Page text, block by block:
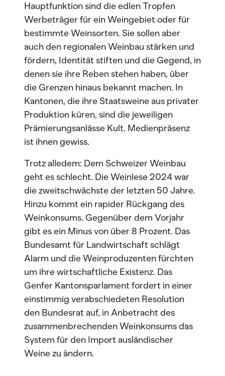
Hauptfunktion sind die edlen Tropfen
Werbeträger für ein Weingebiet oder für
bestimmte Weinsorten. Sie sollen aber
auch den regionalen Weinbau stärken und
fördern, Identität stiften und die Gegend, in
denen sie ihre Reben stehen haben, über
die Grenzen hinaus bekannt machen. In
Kantonen, die ihre Staatsweine aus privater
Produktion küren, sind die jeweiligen
Prämierungsanlässe Kult. Medienpräsenz
ist ihnen gewiss.
Trotz alledem: Dem Schweizer Weinbau
geht es schlecht. Die Weinlese 2024 war
die zweitschwächste der letzten 50 Jahre.
Hinzu kommt ein rapider Rückgang des
Weinkonsums. Gegenüber dem Vorjahr
gibt es ein Minus von über 8 Prozent. Das
Bundesamt für Landwirtschaft schlägt
Alarm und die Weinproduzenten fürchten
um ihre wirtschaftliche Existenz. Das
Genfer Kantonsparlament fordert in einer
einstimmig verabschiedeten Resolution
den Bundesrat auf, in Anbetracht des
zusammenbrechenden Weinkonsums das
System für den Import ausländischer
Weine zu ändern.